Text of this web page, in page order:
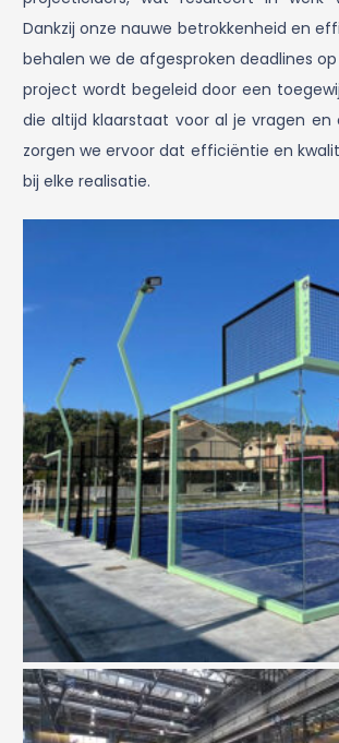
Dankzij onze nauwe betrokkenheid en
behalen we de afgesproken deadlines
project wordt begeleid door een
die altijd klaarstaat voor al je vragen en
zorgen we ervoor dat efficiëntie en
bij elke realisatie.